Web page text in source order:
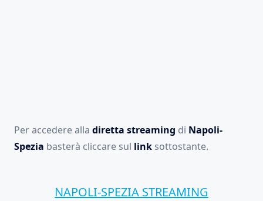
Per accedere alla diretta streaming di Napoli-
Spezia basterà cliccare sul link sottostante.
NAPOLI-SPEZIA STREAMING